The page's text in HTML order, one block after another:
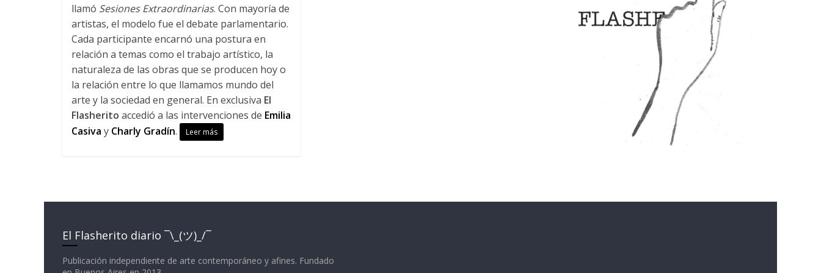
llamó Sesiones Extraordinarias. Con mayoría de
artistas, el modelo fue el debate parlamentario.
Cada participante encarnó una postura en
relación a temas como el trabajo artístico, la
naturaleza de las obras que se producen hoy o
la relación entre lo que llamamos mundo del
arte y la sociedad en general. En exclusiva El
Flasherito accedió a las intervenciones de Emilia
Casiva y Charly Gradín. Leer más
El Flasherito diario ¯\_(ツ)_/¯
Publicación independiente de arte contemporáneo y afines. Fundado